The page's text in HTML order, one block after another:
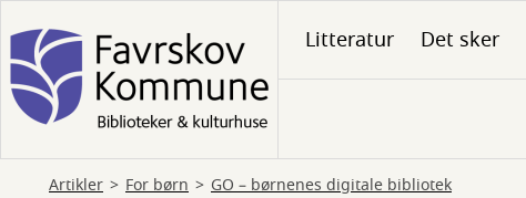
til
hovedindhold
Litteratur Det sker
Artikler For børn GO – børnenes digitale bibliotek